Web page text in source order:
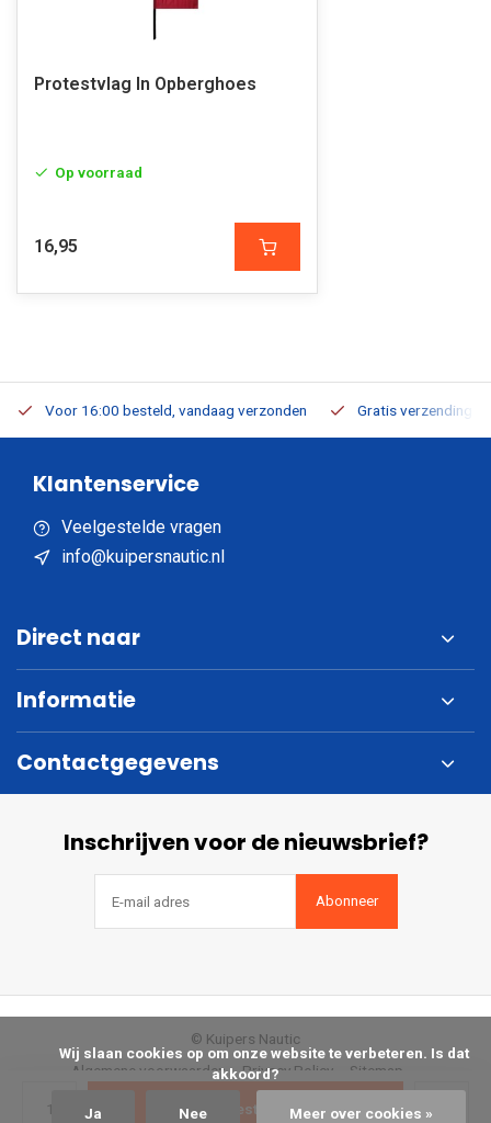
Bestellen
Protestvlag In Opberghoes
Op voorraad
16,95
Voor 16:00 besteld, vandaag verzonden Gratis verzending
Klantenservice
Veelgestelde vragen
info@kuipersnautic.nl
Direct naar
Informatie
Contactgegevens
Inschrijven voor de nieuwsbrief?
Abonneer
Algemene voorwaarden Privacy Policy Sitemap
© Kuipers Nautic
akkoord?
Ja Nee Meer over cookies »